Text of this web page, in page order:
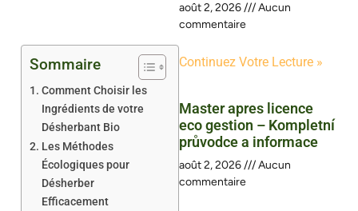
Sommaire
Comment Choisir les
Ingrédients de votre
Désherbant Bio
Les Méthodes
Écologiques pour
Désherber
Efficacement
août 2, 2026
Aucun
commentaire
Continuez Votre Lecture »
Master apres licence
eco gestion – Kompletní
průvodce a informace
août 2, 2026
Aucun
commentaire